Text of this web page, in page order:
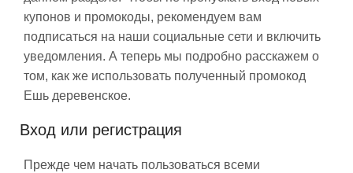
купонов и промокоды, рекомендуем вам
подписаться на наши социальные сети и включить
уведомления. А теперь мы подробно расскажем о
том, как же использовать полученный промокод
Ешь деревенское.
Вход или регистрация
Прежде чем начать пользоваться всеми